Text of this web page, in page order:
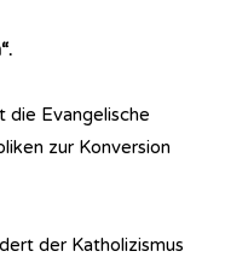
die Evangelische
zur Konversion
der Katholizismus